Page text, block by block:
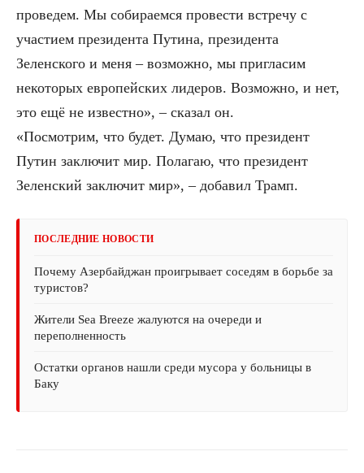
проведем. Мы собираемся провести встречу с
участием президента Путина, президента
Зеленского и меня – возможно, мы пригласим
некоторых европейских лидеров. Возможно, и нет,
это ещё не известно», – сказал он.
«Посмотрим, что будет. Думаю, что президент
Путин заключит мир. Полагаю, что президент
Зеленский заключит мир», – добавил Трамп.
ПОСЛЕДНИЕ НОВОСТИ
Почему Азербайджан проигрывает соседям в борьбе за
туристов?
Жители Sea Breeze жалуются на очереди и
переполненность
Остатки органов нашли среди мусора у больницы в
Баку